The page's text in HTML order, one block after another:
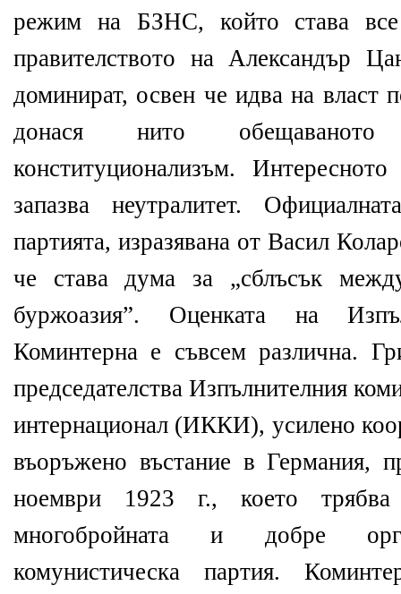
режим на БЗНС, който става
правителството на Александър
доминират, освен че идва на власт
донася нито
конституционализъм.
запазва неутралитет.
партията, изразявана от Васил
че става дума за „сблъсък
буржоазия”. Оценката на
Коминтерна е съвсем различна.
председателства Изпълнителния
интернационал (ИККИ), усилено
въоръжено въстание в Германия,
ноември 1923 г., което
многобройната и добре
комунистическа партия.